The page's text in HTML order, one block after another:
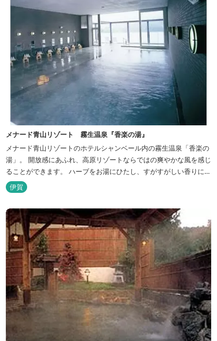
メナード青山リゾート 霧生温泉『香楽の湯』
メナード青山リゾートのホテルシャンベール内の霧生温泉「香楽の
湯」。 開放感にあふれ、高原リゾートならではの爽やかな風を感じ
ることができます。 ハーブをお湯にひたし、すがすがしい香りに心
あらわれる「香りの湯」は、特に女性の方に人気です。 その他、
広々とした空間とたっぷりのお湯が魅力の「大浴場」、高原の景色
お湯をお楽しみいただけま...
伊賀